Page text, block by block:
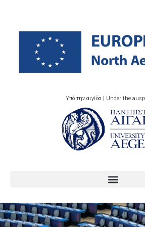
Υπό την αιγίδα | Under the